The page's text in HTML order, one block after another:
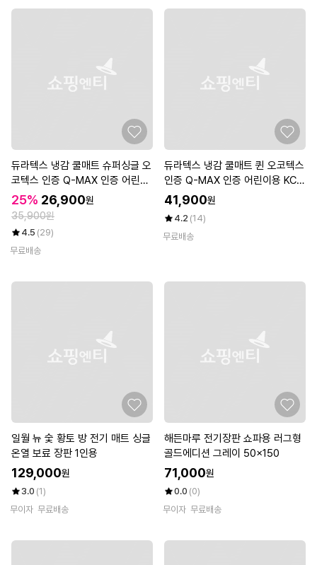
듀라텍스 냉감 쿨매트 슈퍼싱글 오
코텍스 인증 Q-MAX 인증 어린이
용 KC 인증 획득
25% 26,900원
35,900원
4.5 (29)
무료배송
듀라텍스 냉감 쿨매트 퀸 오코텍스
인증 Q-MAX 인증 어린이용 KC
인증 획득
41,900원
4.2 (14)
무료배송
일월 뉴 숯 황토 방 전기 매트 싱글
온열 보료 장판 1인용
129,000원
3.0 (1)
무이자 무료배송
해든마루 전기장판 쇼파용 러그형
골드에디션 그레이 50x150
71,000원
0.0 (0)
무이자 무료배송